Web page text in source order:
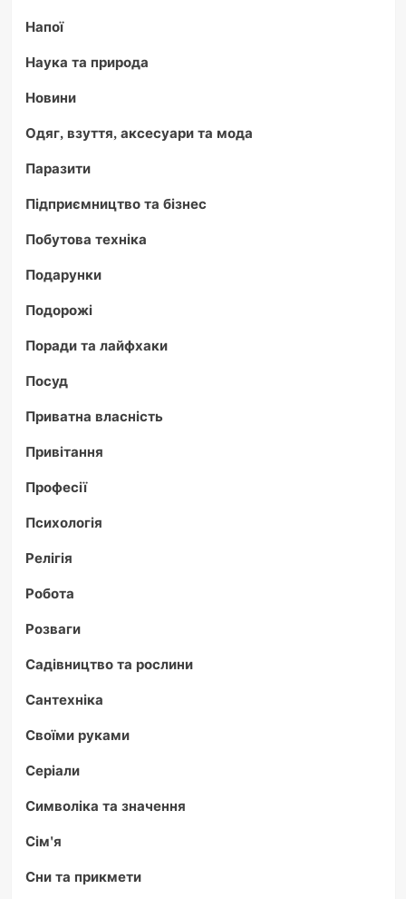
Напої
Наука та природа
Новини
Одяг, взуття, аксесуари та мода
Паразити
Підприємництво та бізнес
Побутова техніка
Подарунки
Подорожі
Поради та лайфхаки
Посуд
Приватна власність
Привітання
Професії
Психологія
Релігія
Робота
Розваги
Садівництво та рослини
Сантехніка
Своїми руками
Серіали
Символіка та значення
Сім'я
Сни та прикмети